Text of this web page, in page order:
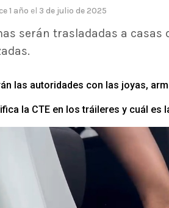
1 año el 3 de julio de 2025
serán trasladadas a
las autoridades con las joyas,
la CTE en los tráileres y cuál